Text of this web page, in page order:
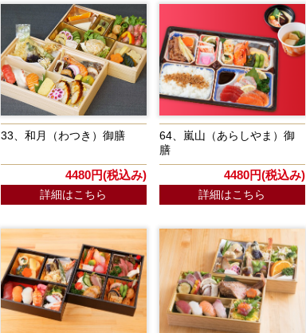
33、和月（わつき）御膳
4480円(税込み)
詳細はこちら
64、嵐山（あらしやま）御
膳
4480円(税込み)
詳細はこちら